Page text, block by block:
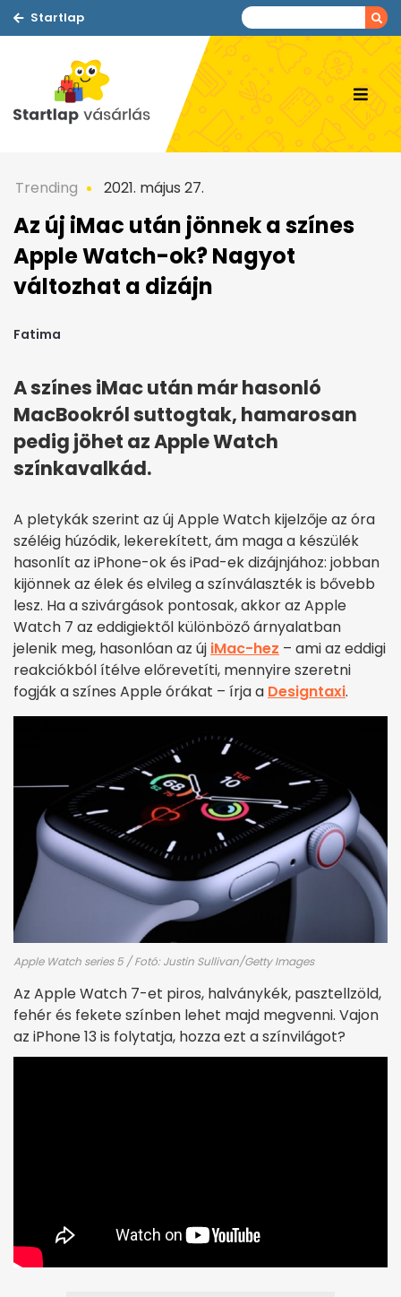
Startlap
Trending 2021. május 27.
Az új iMac után jönnek a színes
Apple Watch-ok? Nagyot
változhat a dizájn
Fatima
A színes iMac után már hasonló
MacBookról suttogtak, hamarosan
pedig jöhet az Apple Watch
színkavalkád.
A pletykák szerint az új Apple Watch kijelzője az óra
széléig húzódik, lekerekített, ám maga a készülék
hasonlít az iPhone-ok és iPad-ek dizájnjához: jobban
kijönnek az élek és elvileg a színválaszték is bővebb
lesz. Ha a szivárgások pontosak, akkor az Apple
Watch 7 az eddigiektől különböző árnyalatban
jelenik meg, hasonlóan az új iMac-hez – ami az eddigi
reakciókból ítélve előrevetíti, mennyire szeretni
fogják a színes Apple órákat – írja a Designtaxi.
Apple Watch series 5 / Fotó: Justin Sullivan/Getty Images
Az Apple Watch 7-et piros, halványkék, pasztellzöld,
fehér és fekete színben lehet majd megvenni. Vajon
az iPhone 13 is folytatja, hozza ezt a színvilágot?